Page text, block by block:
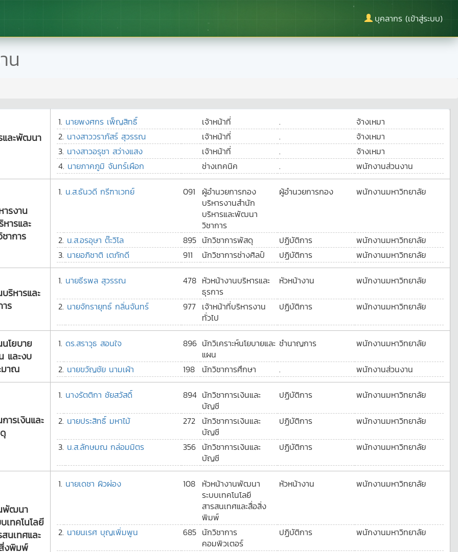
บุคลากร (เข้าสู่ระบบ)
น
และพัฒนา
1. นายพงศกร เพ็ญสิทธิ์ เจ้าหน้าที่ .
จ้างเหมา
2. นางสาววราภัสร์ สุวรรณ เจ้าหน้าที่ .
จ้างเหมา
3. นางสาวอรุชา สว่างแสง เจ้าหน้าที่ .
จ้างเหมา
4. นายภาคภูมิ จันทร์เผือก ช่างเทคนิค . พนักงานส่วนงาน
รงาน
ารและ
าการ
1. น.ส.ธันวดี กรีฑาเวทย์ 091
ผู้อำนวยการกอง
บริหารงานสำนัก
บริหารและพัฒนา
วิชาการ
ผู้อำนวยการกอง พนักงานมหาวิทยาลัย
2. น.ส.อรอุษา ต๊ะวิโล 895 นักวิชาการพัสดุ ปฏิบัติการ
พนักงานมหาวิทยาลัย
3. นายอภิชาติ เตภักดี 911 นักวิชาการช่างศิลป์ ปฏิบัติการ พนักงานมหาวิทยาลัย
ริหารและ
ร
1. นายธีรพล สุวรรณ 478 หัวหน้างานบริหารและ
ธุรการ
หัวหน้างาน พนักงานมหาวิทยาลัย
2. นายจักรายุทธ์ กลิ่นจันทร์ 977 เจ้าหน้าที่บริหารงาน
ทั่วไป
ปฏิบัติการ พนักงานมหาวิทยาลัย
นโยบาย
และงบ
มาณ
1. ดร.สราวุธ สอนใจ 896 นักวิเคราะห์นโยบายและ
แผน
ชำนาญการ พนักงานมหาวิทยาลัย
2. นายขวัญชัย นามเผ้า 198 นักวิชาการศึกษา . พนักงานส่วนงาน
ารเงินและ
1. นางรัตติกา ชัยสวัสดิ์ 894 นักวิชาการเงินและ
บัญชี
ปฏิบัติการ พนักงานมหาวิทยาลัย
2. นายประสิทธิ์ มหาไม้ 272 นักวิชาการเงินและ
บัญชี
ปฏิบัติการ พนักงานมหาวิทยาลัย
3. น.ส.ลักษมณ กล่อมมิตร 356 นักวิชาการเงินและ
บัญชี
ปฏิบัติการ พนักงานมหาวิทยาลัย
พัฒนา
เทคโนโลยี
นเทศและ
งพิมพ์
1. นายเดชา ผิวผ่อง 108 หัวหน้างานพัฒนา
ระบบเทคโนโลยี
สารสนเทศและสื่อสิ่ง
พิมพ์
หัวหน้างาน พนักงานมหาวิทยาลัย
2. นายนเรศ บุญเพิ่มพูน 685 นักวิชาการ
คอมพิวเตอร์
ปฏิบัติการ พนักงานมหาวิทยาลัย